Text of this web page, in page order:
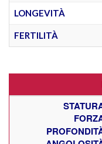
LONGEVITÀ
FERTILITÀ